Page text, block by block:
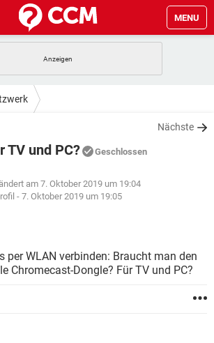
MENU
TIKTOK
TIKTOK
STREAMING
INSTAGRAM
STREAMING
TIKTOK
INSTAGRAM
Nächste
TV und PC? Geschlossen
am 7. Oktober 2019 um 19:04
- 7. Oktober 2019 um 19:05
per WLAN verbinden: Braucht man den
Chromecast-Dongle? Für TV und PC?